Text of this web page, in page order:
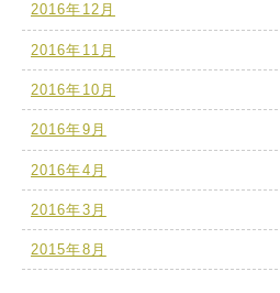
2016年12月
2016年11月
2016年10月
2016年9月
2016年4月
2016年3月
2015年8月